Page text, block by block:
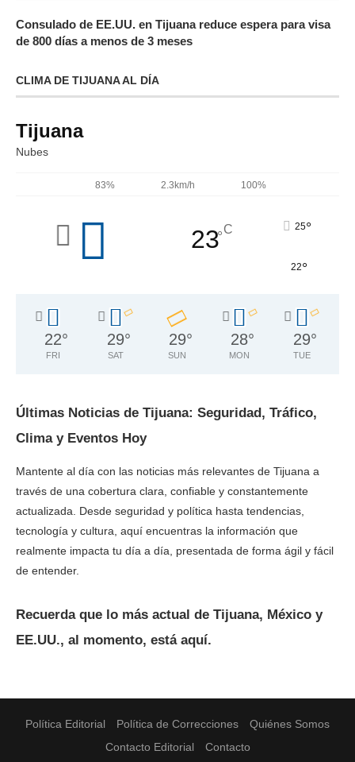
Consulado de EE.UU. en Tijuana reduce espera para visa
de 800 días a menos de 3 meses
CLIMA DE TIJUANA AL DÍA
Tijuana
Nubes
83% 2.3km/h 100%
23°C 25°
22°
22°
FRI
29°
SAT
29°
SUN
28°
MON
29°
TUE
Últimas Noticias de Tijuana: Seguridad, Tráfico,
Clima y Eventos Hoy
Mantente al día con las noticias más relevantes de Tijuana a
través de una cobertura clara, confiable y constantemente
actualizada. Desde seguridad y política hasta tendencias,
tecnología y cultura, aquí encuentras la información que
realmente impacta tu día a día, presentada de forma ágil y fácil
de entender.
Recuerda que lo más actual de Tijuana, México y
EE.UU., al momento, está aquí.
Política Editorial Política de Correcciones
Quiénes Somos
Contacto Editorial
Contacto